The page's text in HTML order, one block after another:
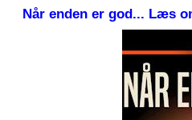
Når enden er god... Læs